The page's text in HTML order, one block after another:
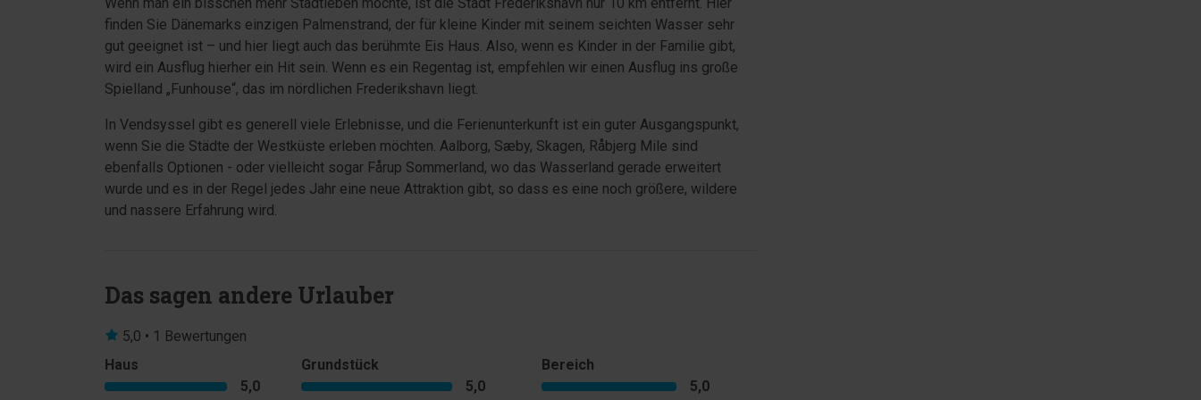
finden Sie Dänemarks einzigen Palmenstrand, der für kleine Kinder mit seinem seichten Wasser sehr
gut geeignet ist – und hier liegt auch das berühmte Eis Haus. Also, wenn es Kinder in der Familie gibt,
wird ein Ausflug hierher ein Hit sein. Wenn es ein Regentag ist, empfehlen wir einen Ausflug ins große
Spielland „Funhouse“, das im nördlichen Frederikshavn liegt.
In Vendsyssel gibt es generell viele Erlebnisse, und die Ferienunterkunft ist ein guter Ausgangspunkt,
wenn Sie die Städte der Westküste erleben möchten. Aalborg, Sæby, Skagen, Råbjerg Mile sind
ebenfalls Optionen - oder vielleicht sogar Fårup Sommerland, wo das Wasserland gerade erweitert
wurde und es in der Regel jedes Jahr eine neue Attraktion gibt, so dass es eine noch größere, wildere
und nassere Erfahrung wird.
Das sagen andere Urlauber
5,0 • 1 Bewertungen
Haus
5,0
Grundstück
5,0
Bereich
5,0